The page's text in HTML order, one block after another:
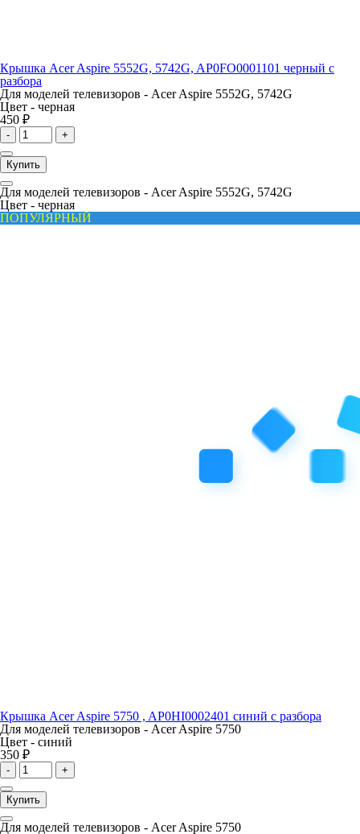
Крышка Acer Aspire 5552G, 5742G, AP0FO0001101 черный с
разбора
Для моделей телевизоров - Acer Aspire 5552G, 5742G
Цвет - черная
450 ₽
- +
Купить
Для моделей телевизоров - Acer Aspire 5552G, 5742G
Цвет - черная
ПОПУЛЯРНЫЙ
Крышка Acer Aspire 5750 , AP0HI0002401 синий с разбора
Для моделей телевизоров - Acer Aspire 5750
Цвет - синий
350 ₽
- +
Купить
Для моделей телевизоров - Acer Aspire 5750